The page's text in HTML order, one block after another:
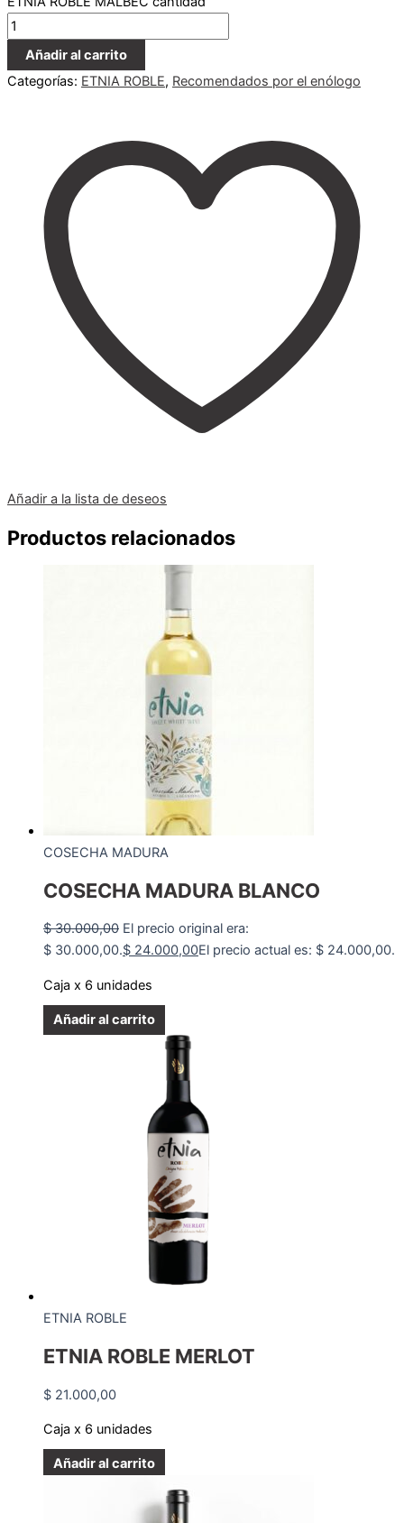
Añadir al carrito
Categorías: ETNIA ROBLE, Recomendados por el enólogo
Añadir a la lista de deseos
Productos relacionados
COSECHA MADURA
COSECHA MADURA BLANCO
$30.000,00 El precio original era:
$ 30.000,00.$ 24.000,00El precio actual es: $ 24.000,00.
Caja x 6 unidades
Añadir al carrito
ETNIA ROBLE
ETNIA ROBLE MERLOT
$ 21.000,00
Caja x 6 unidades
Añadir al carrito